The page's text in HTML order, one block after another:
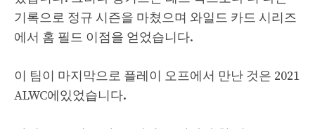
기록으로 정규 시즌을 마쳤으며 와일드 카드 시리즈
에서 홈 필드 이점을 얻었습니다.
이 팀이 마지막으로 플레이 오프에서 만난 것은 2021
ALWC에있었습니다.